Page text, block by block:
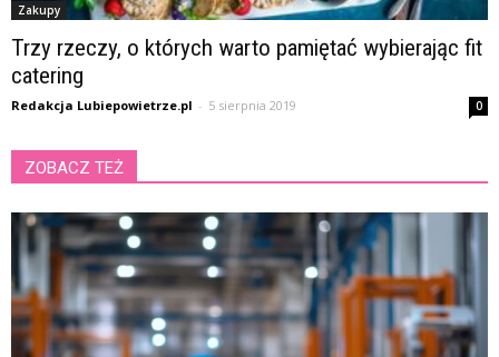
Zakupy
Trzy rzeczy, o których warto pamiętać wybierając fit
catering
Redakcja Lubiepowietrze.pl - 5 sierpnia 2019 0
ZOBACZ TEŻ